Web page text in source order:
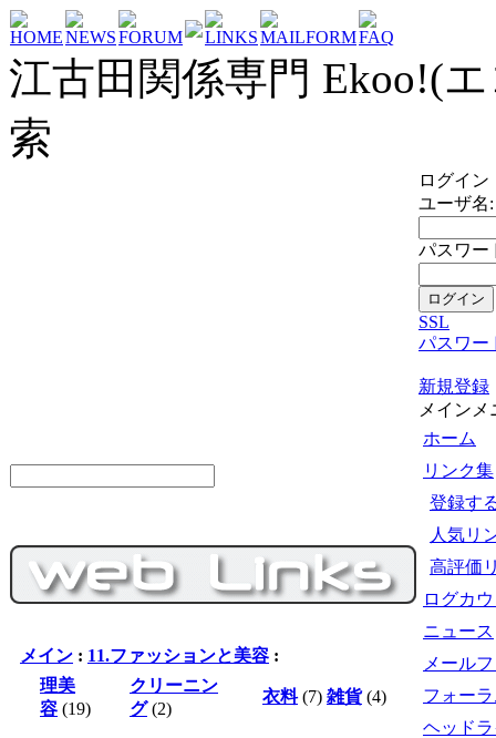
HOMENEWSFORUM LINKSMAILFORMFAQ
江古田関係専門 Ekoo!(
索
メイン : 11.ファッションと美容 :
理美
容 (19)
クリーニン
グ(2)
衣料(7) 雑貨(4)
ログイン
ユーザ名:
パスワー
SSL
パスワー
新規登録
メインメ
ホーム
リンク集
登録す
人気リ
高評価
ログカ
ニュース
メール
フォー
ヘッド